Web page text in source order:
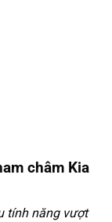
châm Kia
tính năng vượt